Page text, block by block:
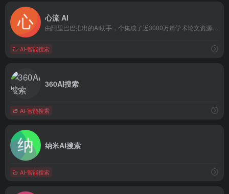
心流 AI
AI-智能搜索
360AI搜索
AI-智能搜索
纳米AI搜索
AI-智能搜索